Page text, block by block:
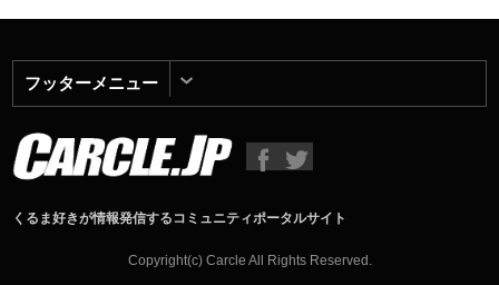
フッターメニュー
くるま好きが情報発信するコミュニティポータルサイト
Copyright(c) Carcle All Rights Reserved.